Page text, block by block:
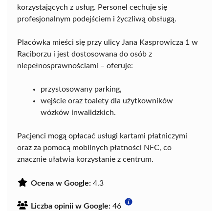
korzystających z usług. Personel cechuje się
profesjonalnym podejściem i życzliwą obsługą.
Placówka mieści się przy ulicy Jana Kasprowicza 1 w
Raciborzu i jest dostosowana do osób z
niepełnosprawnościami – oferuje:
przystosowany parking,
wejście oraz toalety dla użytkowników
wózków inwalidzkich.
Pacjenci mogą opłacać usługi kartami płatniczymi
oraz za pomocą mobilnych płatności NFC, co
znacznie ułatwia korzystanie z centrum.
Ocena w Google: 4.3
Liczba opinii w Google: 46